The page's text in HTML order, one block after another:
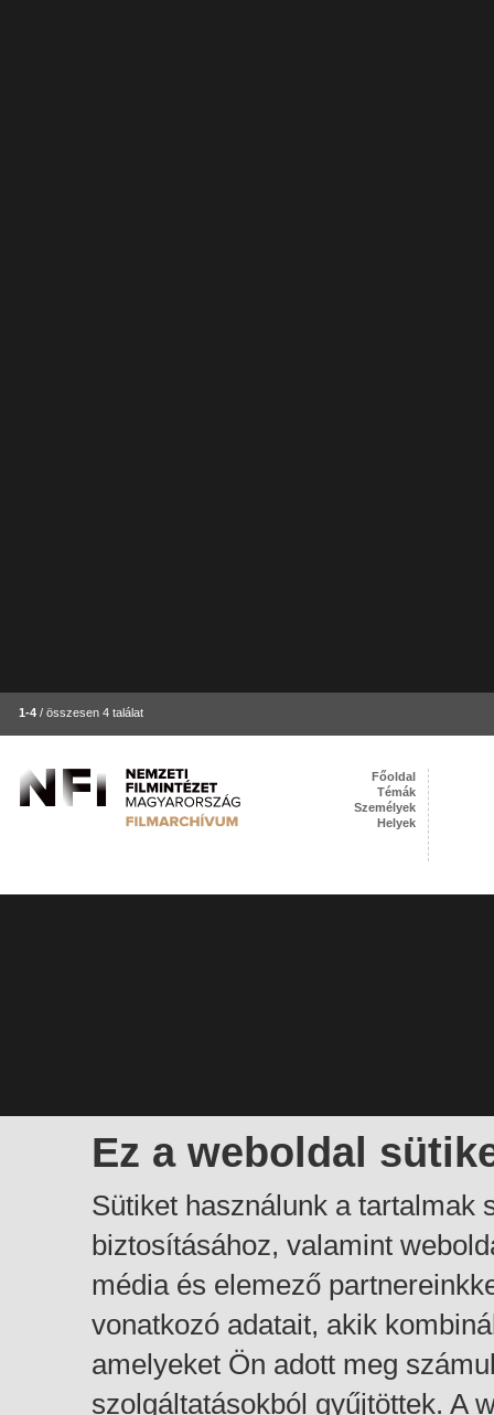
1-4 / összesen 4 találat
Ez a weboldal
Sütiket használunk a tartalmak
biztosításához, valamint
média és elemező
vonatkozó adatait, akik
amelyeket Ön adott meg
szolgáltatásokból gyűjtöttek. A
Főoldal
Témák
Személyek
Helyek